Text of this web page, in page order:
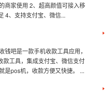
商家使用 2、超高颜值可接入移
4、支持支付宝、微信...
吧是一款手机收款工具应用，
款工具，集成支付宝、微信支付
是pos机，收款方便又快捷。 ...